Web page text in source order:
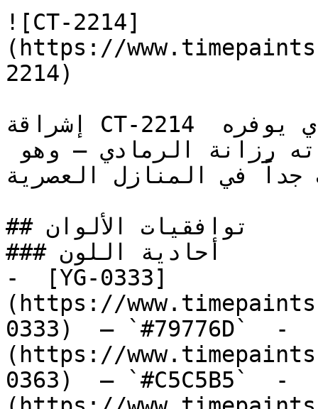
![CT-2214]
(https://
2214)
إشراقة CT-2214 تحافظ على اتساع المكان الذي يوفره
جداً في المنازل العصرية.
## توافقيات الألوان
### أحادية اللون
-  [YG-0333]
(https://
0333)  — `#79776D`  -
(https://
0363)  — `#C5C5B5`  -